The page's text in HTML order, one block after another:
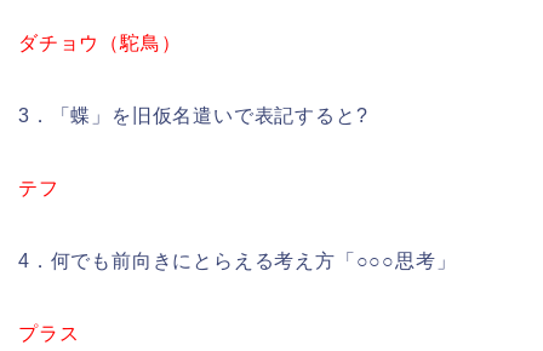
ダチョウ（駝鳥）
3．「蝶」を旧仮名遣いで表記すると?
テフ
4．何でも前向きにとらえる考え方「○○○思考」
プラス